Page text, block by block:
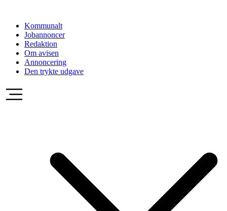
indholdKommunalt
Jobannoncer
Redaktion
Om avisen
Annoncering
Den trykte udgave